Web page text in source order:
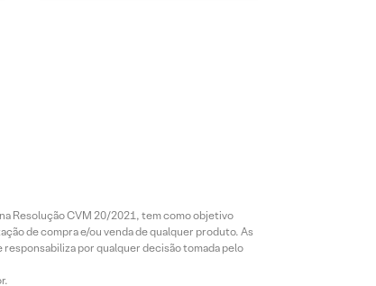
Resolução CVM 20/2021, tem como objetivo
de compra e/ou venda de qualquer produto. As
por qualquer decisão tomada pelo